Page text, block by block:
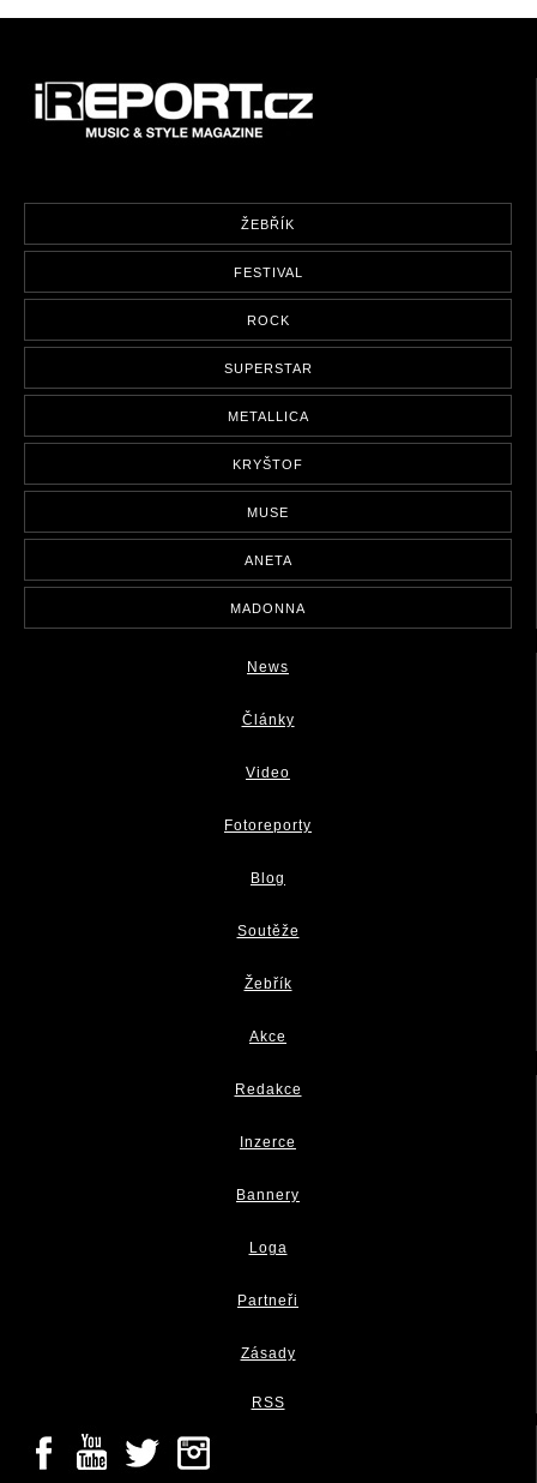
ŽEBŘÍK
FESTIVAL
ROCK
SUPERSTAR
METALLICA
KRYŠTOF
MUSE
ANETA
MADONNA
News
Články
Video
Fotoreporty
Blog
Soutěže
Žebřík
Akce
Redakce
Inzerce
Bannery
Loga
Partneři
Zásady
RSS